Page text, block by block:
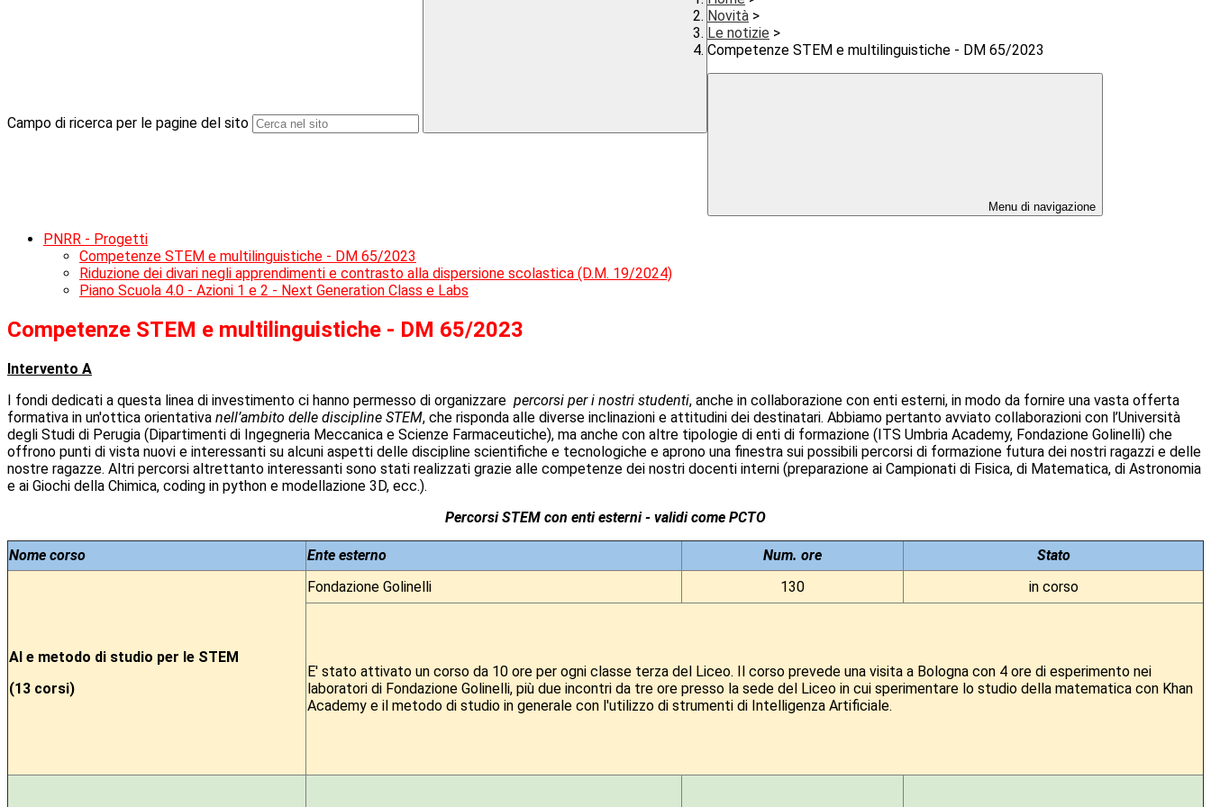
Campo di ricerca per le pagine del sito
Novità >
Le notizie >
Competenze STEM e multilinguistiche - DM 65/2023
Menu di navigazione
PNRR - Progetti
Competenze STEM e multilinguistiche - DM 65/2023
Riduzione dei divari negli apprendimenti e contrasto alla dispersione scolastica (D.M. 19/2024)
Piano Scuola 4.0 - Azioni 1 e 2 - Next Generation Class e Labs
Competenze STEM e multilinguistiche - DM 65/2023
Intervento A
I fondi dedicati a questa linea di investimento ci hanno permesso di organizzare percorsi per i nostri studenti, anche in collaborazione con enti esterni, in modo da fornire una vasta offerta
formativa in un'ottica orientativa nell’ambito delle discipline STEM, che risponda alle diverse inclinazioni e attitudini dei destinatari. Abbiamo pertanto avviato collaborazioni con l’Università
degli Studi di Perugia (Dipartimenti di Ingegneria Meccanica e Scienze Farmaceutiche), ma anche con altre tipologie di enti di formazione (ITS Umbria Academy, Fondazione Golinelli) che
offrono punti di vista nuovi e interessanti su alcuni aspetti delle discipline scientifiche e tecnologiche e aprono una finestra sui possibili percorsi di formazione futura dei nostri ragazzi e delle
nostre ragazze. Altri percorsi altrettanto interessanti sono stati realizzati grazie alle competenze dei nostri docenti interni (preparazione ai Campionati di Fisica, di Matematica, di Astronomia
e ai Giochi della Chimica, coding in python e modellazione 3D, ecc.).
Percorsi STEM con enti esterni - validi come PCTO
Nome corso Ente esterno Num. ore Stato
AI e metodo di studio per le STEM
(13 corsi)
Fondazione Golinelli 130 in corso
E' stato attivato un corso da 10 ore per ogni classe terza del Liceo. Il corso prevede una visita a Bologna con 4 ore di esperimento nei
laboratori di Fondazione Golinelli, più due incontri da tre ore presso la sede del Liceo in cui sperimentare lo studio della matematica con Khan
Academy e il metodo di studio in generale con l'utilizzo di strumenti di Intelligenza Artificiale.